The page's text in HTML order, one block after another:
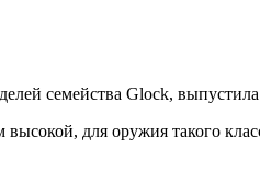
семейства Glock,
для оружия такого